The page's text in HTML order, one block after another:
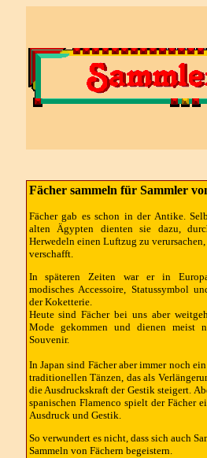
Fächer sammeln für Sammler
Fächer gab es schon in der Antike.
alten Ägypten dienten sie dazu,
Herwedeln einen Luftzug zu
verschafft.
In späteren Zeiten war er in
modisches Accessoire, Statussymbol
der Koketterie.
Heute sind Fächer bei uns aber
Mode gekommen und dienen meist
Souvenir.
In Japan sind Fächer aber immer noch
traditionellen Tänzen, das als
die Ausdruckskraft der Gestik steigert.
spanischen Flamenco spielt der Fächer
Ausdruck und Gestik.
So verwundert es nicht, dass sich auch
Sammeln von Fächern begeistern.